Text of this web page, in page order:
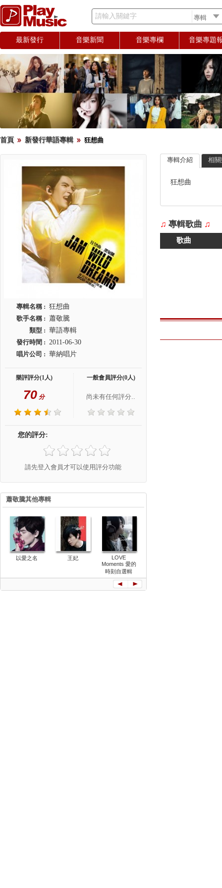
請輸入關鍵字
最新發行 音樂新聞 音樂專欄 音樂專題
首頁 新發行華語專輯 狂想曲
專輯名稱 : 狂想曲
歌手名稱 : 蕭敬騰
類型 : 華語專輯
發行時間 : 2011-06-30
唱片公司 : 華納唱片
樂評評分(1人)
70 分
一般會員評分(0人)
尚未有任何評分..
您的評分:
請先登入會員才可以使用評分功能
蕭敬騰其他專輯
以愛之名 王妃
LOVE
Moments 愛的
時刻自選輯
專輯介紹 相
狂想曲
♫ 專輯歌曲 ♫
歌曲